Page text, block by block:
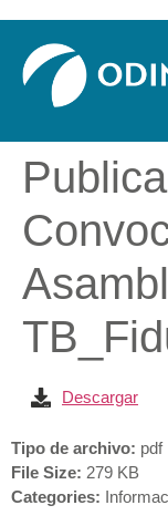
Descargar
Tipo de archivo: pdf
File Size: 279 KB
Categories: